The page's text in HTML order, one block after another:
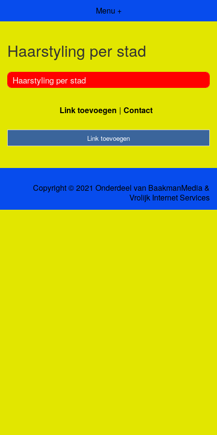
Menu +
Haarstyling per stad
Haarstyling per stad
Link toevoegen Contact
Link toevoegen
Copyright © 2021 Onderdeel van BaakmanMedia&
Vrolijk Internet Services